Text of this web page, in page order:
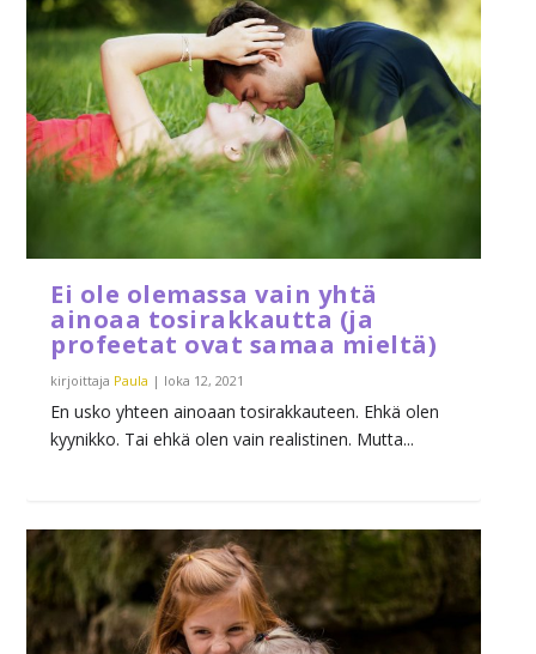
Ei ole olemassa vain yhtä
ainoaa tosirakkautta (ja
profeetat ovat samaa mieltä)
kirjoittaja Paula | loka 12, 2021
En usko yhteen ainoaan tosirakkauteen. Ehkä olen
kyynikko. Tai ehkä olen vain realistinen. Mutta...